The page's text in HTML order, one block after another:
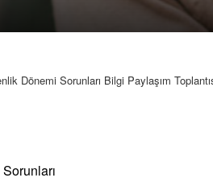
Dönemi Sorunları Bilgi Paylaşım